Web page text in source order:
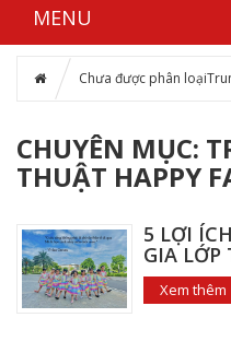
MENU
Chưa được phân loại
CHUYÊN MỤC:
THUẬT HAPPY
5 LỢI
GIA LỚP
Xem thêm